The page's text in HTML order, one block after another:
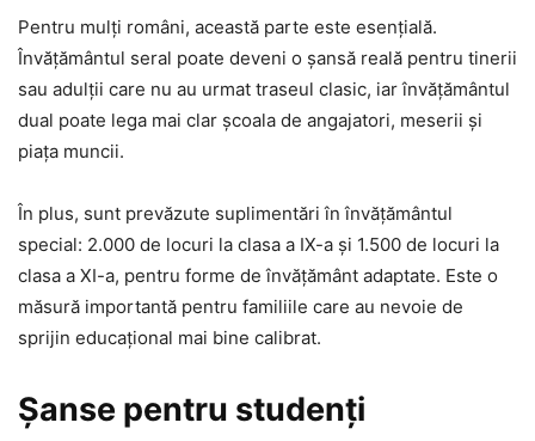
Pentru mulți români, această parte este esențială.
Învățământul seral poate deveni o șansă reală pentru tinerii
sau adulții care nu au urmat traseul clasic, iar învățământul
dual poate lega mai clar școala de angajatori, meserii și
piața muncii.
În plus, sunt prevăzute suplimentări în învățământul
special: 2.000 de locuri la clasa a IX-a și 1.500 de locuri la
clasa a XI-a, pentru forme de învățământ adaptate. Este o
măsură importantă pentru familiile care au nevoie de
sprijin educațional mai bine calibrat.
Șanse pentru studenți